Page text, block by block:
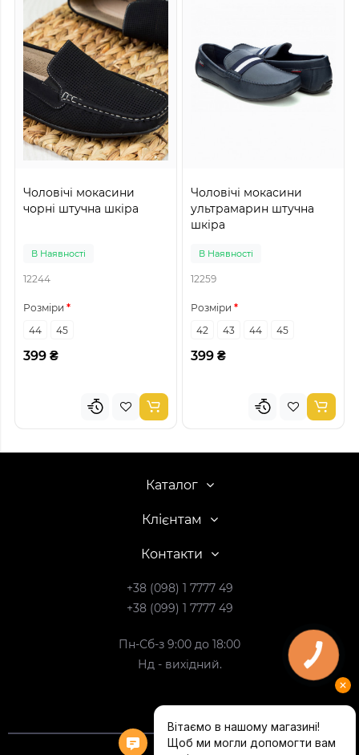
Чоловічі мокасини
чорні штучна шкіра
В Наявності
12244
Розміри
44
45
399 ₴
Чоловічі мокасини
ультрамарин штучна
шкіра
В Наявності
12259
Розміри
42
43 44 45
399 ₴
Каталог
Клієнтам
Контакти
+38 (098) 1 7777 49
+38 (099) 1 7777 49
Пн-Сб-з 9:00 до 18:00
Нд - вихідний.